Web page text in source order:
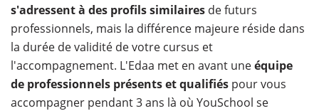
s'adressent à des profils similaires de futurs
professionnels, mais la différence majeure réside dans
la durée de validité de votre cursus et
l'accompagnement. L'Edaa met en avant uneéquipe
de professionnels présents et qualifiés pour vous
accompagner pendant 3 ans là où YouSchool se